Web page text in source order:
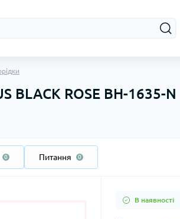
BLACK ROSE BH-1635-N
0 Питання 0
В наявності